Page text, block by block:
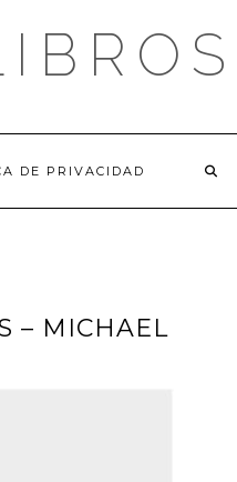
DE PRIVACIDAD
– MICHAEL